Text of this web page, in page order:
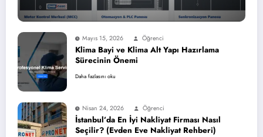
Mayıs 15, 2026 Öğrenci
Klima Bayi ve Klima Alt Yapı Hazırlama
Sürecinin Önemi
Daha fazlasını oku
Nisan 24, 2026 Öğrenci
İstanbul’da En İyi Nakliyat Firması Nasıl
Seçilir? (Evden Eve Nakliyat Rehberi)